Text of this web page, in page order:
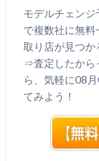
モデルチェン
で複数社に無
取り店が見つか
⇒査定したから
ら、気軽に08
てみよう！